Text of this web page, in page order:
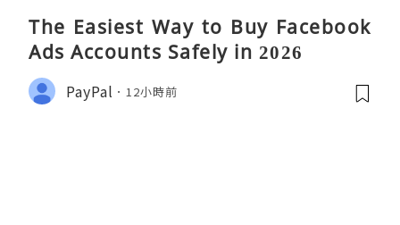
The Easiest Way to Buy Facebook
Ads Accounts Safely in 2026
PayPal 12小時前